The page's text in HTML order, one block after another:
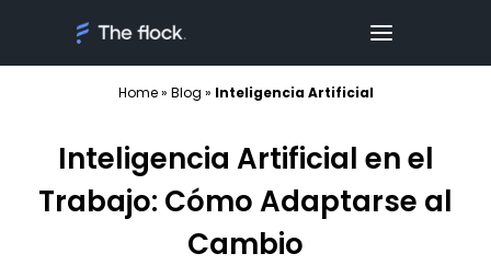
Home» Blog » Inteligencia Artificial
Inteligencia Artificial en el
Trabajo: Cómo Adaptarse al
Cambio